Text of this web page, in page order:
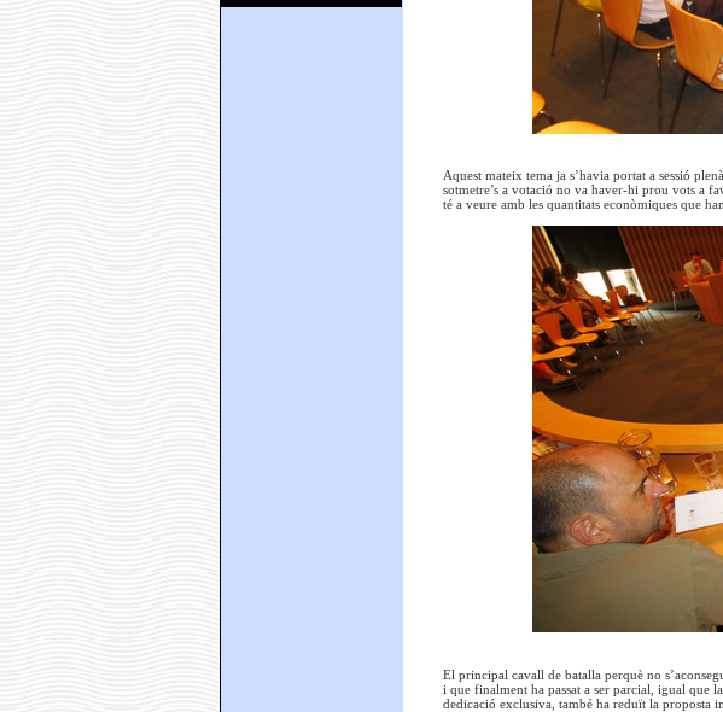
Aquest mateix tema ja s’havia portat a sessió
sotmetre’s a votació no va haver-hi prou vots a
té a veure amb les quantitats econòmiques que
El principal cavall de batalla perquè no
i que finalment ha passat a ser parcial, igual que
dedicació exclusiva, també ha reduït la proposta